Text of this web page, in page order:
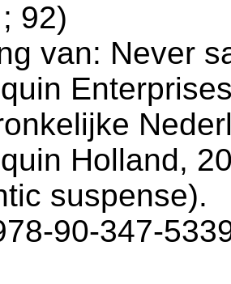
92)
van: Never
Holland,
suspense).
90-347-